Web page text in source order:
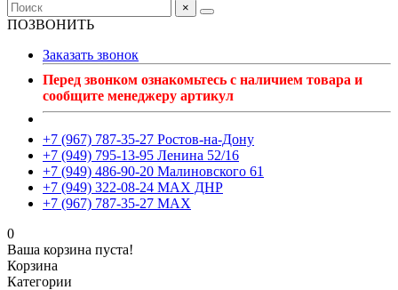
×
ПОЗВОНИТЬ
Заказать звонок
Перед звонком ознакомьтесь с наличием товара и
сообщите менеджеру артикул
+7 (967) 787-35-27 Ростов-на-Дону
+7 (949) 795-13-95 Ленина 52/16
+7 (949) 486-90-20 Малиновского 61
+7 (949) 322-08-24 MAX ДНР
+7 (967) 787-35-27 MAX
0
Ваша корзина пуста!
Корзина
Категории